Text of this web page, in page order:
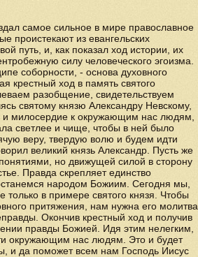
самое сильное в мире православное
проистекают из евангельских
путь, и, как показал ход истории, их
силу человеческого эгоизма.
соборности, - основа духовного
крестный ход в память святого
разобщение, свидетельствуем
святому князю Александру Невскому,
милосердие к окружающим нас людям,
светлее и чище, чтобы в ней было
веру, твердую волю и будем идти
великий князь Александр. Пусть же
но движущей силой в сторону
Правда скрепляет единство
народом Божиим. Сегодня мы,
только в примере святого князя. Чтобы
притяжения, нам нужна его молитва.
Окончив крестный ход и получив
правды Божией. Идя этим нелегким,
окружающим нас людям. Это и будет
и да поможет всем нам Господь Иисус